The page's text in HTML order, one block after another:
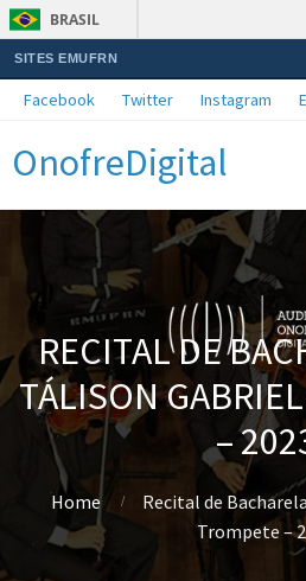
BRASIL
SITES EMUFRN
Facebook Twitter Instagram
OnofreDigital
RECITAL DE
TÁLISON
–
Home
Recital de
Trompete –